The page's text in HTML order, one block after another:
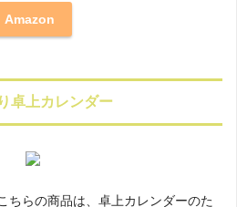
Amazon
卓上カレンダー
ちらの商品は、卓上カレンダーのた